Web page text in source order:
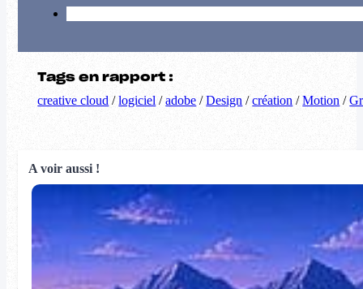
Tags en rapport :
creative cloud /logiciel/adobe /Design /création /Motion /
A voir aussi !